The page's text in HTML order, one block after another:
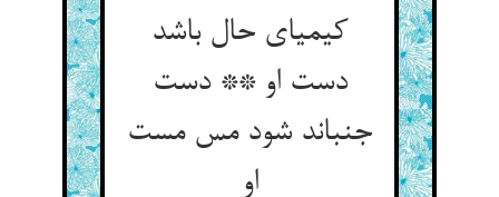
کیمیای حال باشد
دست او ** دست
جنباند شود مس مست
او